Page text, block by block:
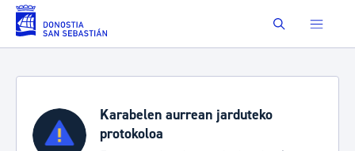
Eduki nagusira joan Buscar
Karabelen aurrean jarduteko
protokoloa